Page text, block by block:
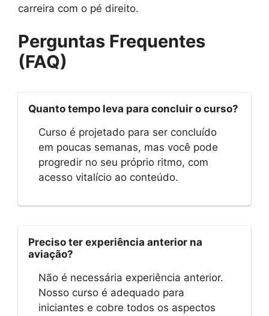
carreira com o pé direito.
Perguntas Frequentes
(FAQ)
Quanto tempo leva para concluir o curso?
Curso é projetado para ser concluído
em poucas semanas, mas você pode
progredir no seu próprio ritmo, com
acesso vitalício ao conteúdo.
Preciso ter experiência anterior na
aviação?
Não é necessária experiência anterior.
Nosso curso é adequado para
iniciantes e cobre todos os aspectos